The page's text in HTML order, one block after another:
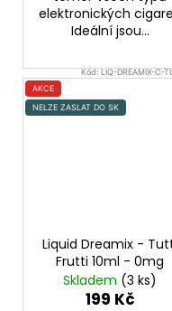
elektronických
Ideální jsou...
Kód: LIQ-DREAMIX-C-
AKCE
NELZE ZASLAT DO SK
Liquid Dreamix -
Frutti 10ml - 0mg
Skladem (3 ks)
199 Kč